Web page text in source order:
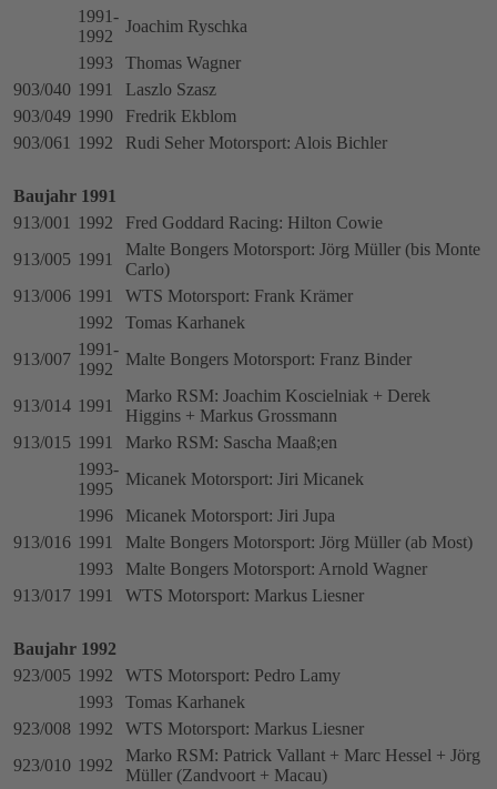
1991-
1992
Joachim Ryschka
1993
Thomas Wagner
903/040 1991
Laszlo Szasz
903/049 1990
Fredrik Ekblom
903/061
1992 Rudi Seher Motorsport: Alois Bichler
Baujahr 1991
913/001
1992
Fred Goddard Racing: Hilton Cowie
913/005 1991
Malte Bongers Motorsport: Jörg Müller (bis Monte
Carlo)
913/006 1991
WTS Motorsport: Frank Krämer
1992
Tomas Karhanek
913/007
1991-
1992
Malte Bongers Motorsport: Franz Binder
913/014 1991
Marko RSM: Joachim Koscielniak + Derek
Higgins + Markus Grossmann
913/015 1991
Marko RSM: Sascha Maaß;en
1993-
1995
Micanek Motorsport: Jiri Micanek
1996
Micanek Motorsport: Jiri Jupa
913/016 1991
Malte Bongers Motorsport: Jörg Müller (ab Most)
1993
Malte Bongers Motorsport: Arnold Wagner
913/017 1991 WTS Motorsport: Markus Liesner
Baujahr 1992
923/005 1992
WTS Motorsport: Pedro Lamy
1993
Tomas Karhanek
923/008 1992
WTS Motorsport: Markus Liesner
923/010 1992
Marko RSM: Patrick Vallant + Marc Hessel + Jörg
Müller (Zandvoort + Macau)